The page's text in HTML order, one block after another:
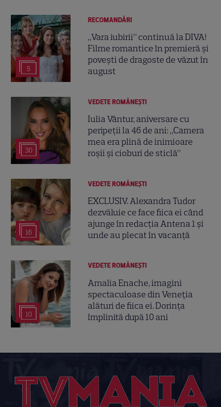
5
RECOMANDĂRI
„Vara iubirii” continuă la DIVA!
Filme romantice în premieră și
povești de dragoste de văzut în
august
30
VEDETE ROMÂNEŞTI
Iulia Vântur, aniversare cu
peripeții la 46 de ani: „Camera
mea era plină de inimioare
roșii și cioburi de sticlă”
16
VEDETE ROMÂNEŞTI
EXCLUSIV. Alexandra Tudor
dezvăluie ce face fiica ei când
ajunge în redacția Antena 1 și
unde au plecat în vacanță
10
VEDETE ROMÂNEŞTI
Amalia Enache, imagini
spectaculoase din Veneția
alături de fiica ei. Dorința
împlinită după 10 ani